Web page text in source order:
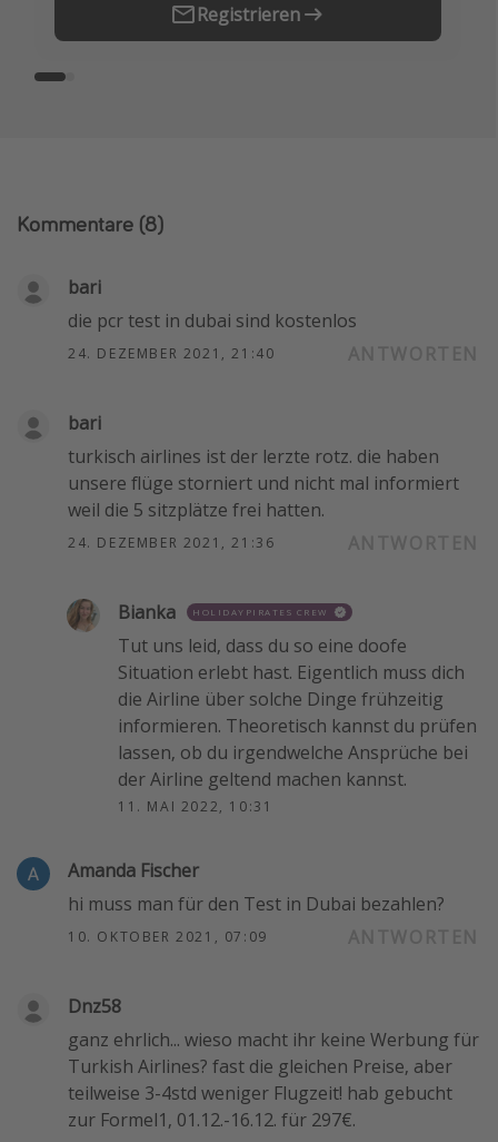
Registrieren
Kommentare (8)
bari
die pcr test in dubai sind kostenlos
24. DEZEMBER 2021, 21:40
bari
turkisch airlines ist der lerzte rotz. die haben
unsere flüge storniert und nicht mal informiert
weil die 5 sitzplätze frei hatten.
24. DEZEMBER 2021, 21:36
Bianka HOLIDAYPIRATES CREW
Tut uns leid, dass du so eine doofe
Situation erlebt hast. Eigentlich muss dich
die Airline über solche Dinge frühzeitig
informieren. Theoretisch kannst du prüfen
lassen, ob du irgendwelche Ansprüche bei
der Airline geltend machen kannst.
11. MAI 2022, 10:31
Amanda Fischer
hi muss man für den Test in Dubai bezahlen?
10. OKTOBER 2021, 07:09
Dnz58
ganz ehrlich... wieso macht ihr keine Werbung für
Turkish Airlines? fast die gleichen Preise, aber
teilweise 3-4std weniger Flugzeit! hab gebucht
zur Formel1, 01.12.-16.12. für 297€.